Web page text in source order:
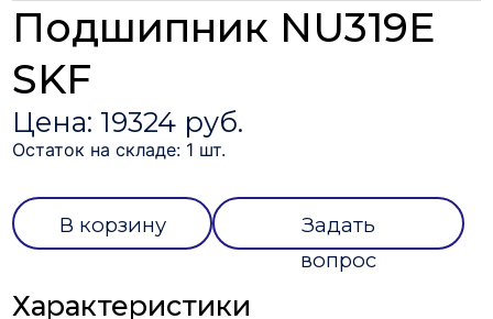
Подшипник NU319E
SKF
Цена: 19324 руб.
Остаток на складе: 1 шт.
В корзину
Задать
вопрос
Характеристики